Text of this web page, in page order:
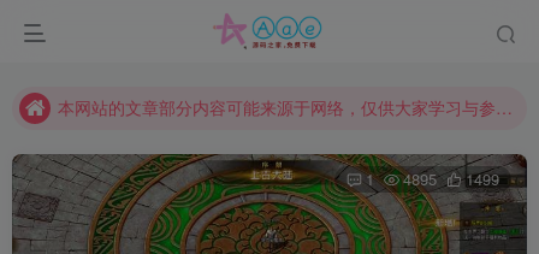
现在赞助会员享受专属折扣，详情点击此条公告。
本网站的文章部分内容可能来源于网络，仅供大家学习与参考，如有侵权，请联系站长QQ466107887进行删除处理。
1 4895 1499